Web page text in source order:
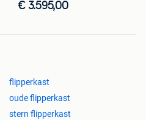
€ 3.595,00
flipperkast
oude flipperkast
stern flipperkast